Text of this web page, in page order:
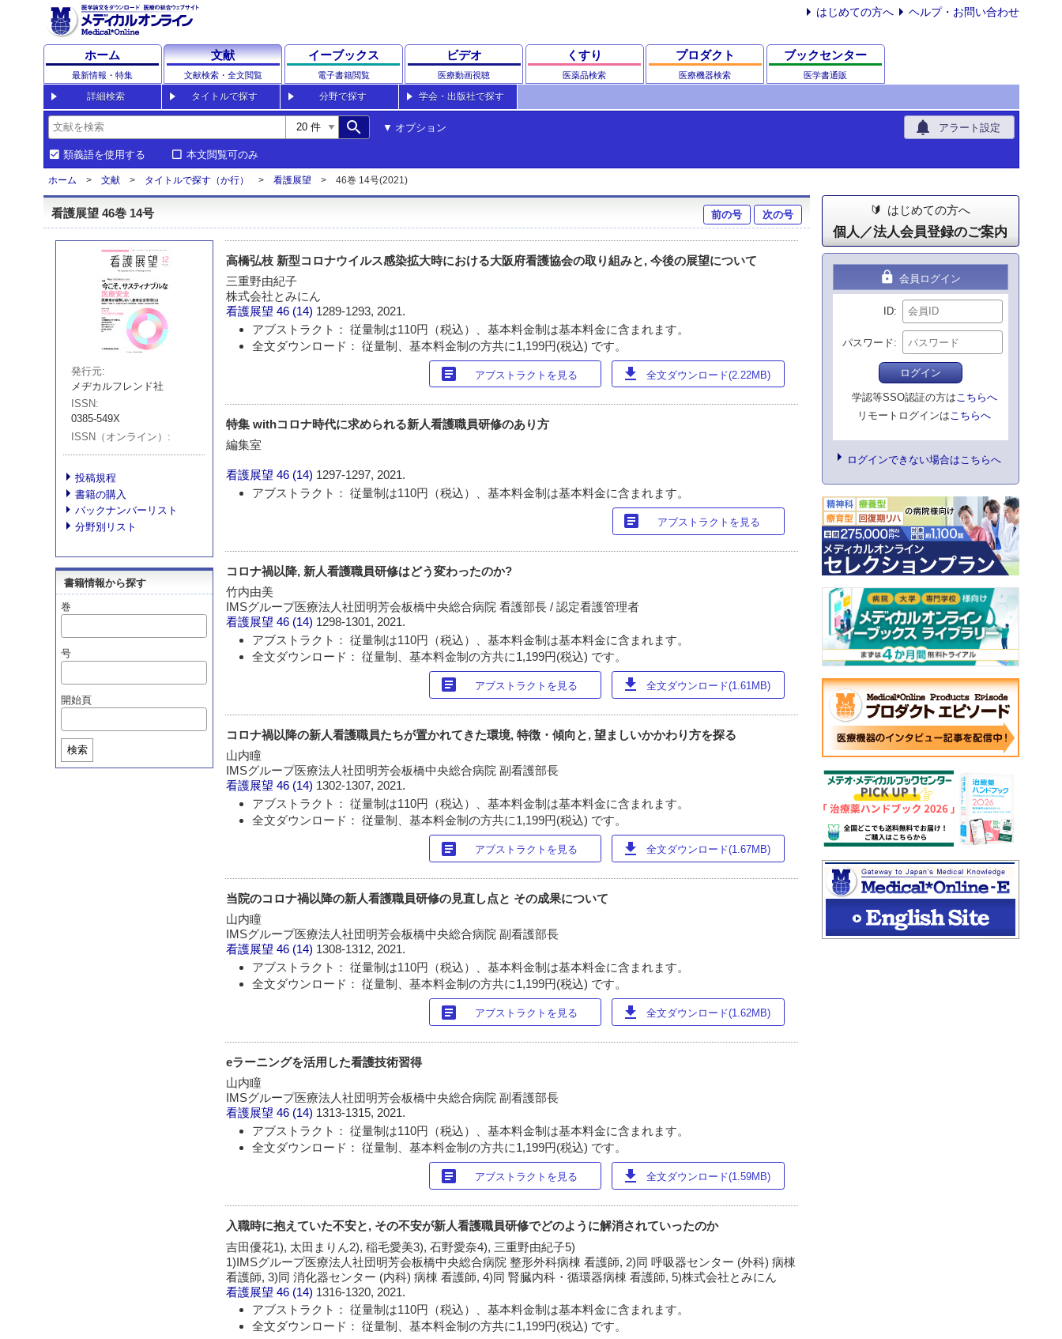
はじめての方へ ヘルプ・お問い合わせ
ホーム
最新情報・特集
文献
文献検索・全文閲覧
イーブックス
電子書籍閲覧
ビデオ
医療動画視聴
くすり
医薬品検索
プロダクト
医療機器検索
ブックセンター
医学書通販
詳細検索 タイトルで探す 分野で探す 学会・出版社で探す
search オプション notifications アラート設定
類義語を使用する 本文閲覧可のみ
ホーム 文献 タイトルで探す（か行） 看護展望 46巻 14号(2021)
看護展望 46巻 14号 前の号 次の号
発行元
メヂカルフレンド社
ISSN
0385-549X
ISSN（オンライン）
投稿規程
書籍の購入
バックナンバーリスト
分野別リスト
書籍情報から探す
巻
号
開始頁
検索
高橋弘枝 新型コロナウイルス感染拡大時における大阪府看護協会の取り組みと, 今後の展望について
三重野由紀子
株式会社とみにん
看護展望 46 (14) 1289-1293, 2021.
アブストラクト： 従量制は110円（税込）、基本料金制は基本料金に含まれます。
全文ダウンロード： 従量制、基本料金制の方共に1,199円(税込) です。
article アブストラクトを見る download 全文ダウンロード(2.22MB)
特集 withコロナ時代に求められる新人看護職員研修のあり方
編集室
看護展望 46 (14) 1297-1297, 2021.
アブストラクト： 従量制は110円（税込）、基本料金制は基本料金に含まれます。
article アブストラクトを見る
コロナ禍以降, 新人看護職員研修はどう変わったのか?
竹内由美
IMSグループ医療法人社団明芳会板橋中央総合病院 看護部長 / 認定看護管理者
看護展望 46 (14) 1298-1301, 2021.
アブストラクト： 従量制は110円（税込）、基本料金制は基本料金に含まれます。
全文ダウンロード： 従量制、基本料金制の方共に1,199円(税込) です。
article アブストラクトを見る download 全文ダウンロード(1.61MB)
コロナ禍以降の新人看護職員たちが置かれてきた環境, 特徴・傾向と, 望ましいかかわり方を探る
山内瞳
IMSグループ医療法人社団明芳会板橋中央総合病院 副看護部長
看護展望 46 (14) 1302-1307, 2021.
アブストラクト： 従量制は110円（税込）、基本料金制は基本料金に含まれます。
全文ダウンロード： 従量制、基本料金制の方共に1,199円(税込) です。
article アブストラクトを見る download 全文ダウンロード(1.67MB)
当院のコロナ禍以降の新人看護職員研修の見直し点と その成果について
山内瞳
IMSグループ医療法人社団明芳会板橋中央総合病院 副看護部長
看護展望 46 (14) 1308-1312, 2021.
アブストラクト： 従量制は110円（税込）、基本料金制は基本料金に含まれます。
全文ダウンロード： 従量制、基本料金制の方共に1,199円(税込) です。
article アブストラクトを見る download 全文ダウンロード(1.62MB)
eラーニングを活用した看護技術習得
山内瞳
IMSグループ医療法人社団明芳会板橋中央総合病院 副看護部長
看護展望 46 (14) 1313-1315, 2021.
アブストラクト： 従量制は110円（税込）、基本料金制は基本料金に含まれます。
全文ダウンロード： 従量制、基本料金制の方共に1,199円(税込) です。
article アブストラクトを見る download 全文ダウンロード(1.59MB)
入職時に抱えていた不安と, その不安が新人看護職員研修でどのように解消されていったのか
吉田優花1), 太田まりん2), 稲毛愛美3), 石野愛奈4), 三重野由紀子5)
1)IMSグループ医療法人社団明芳会板橋中央総合病院 整形外科病棟 看護師, 2)同 呼吸器センター (外科) 病棟
看護師, 3)同 消化器センター (内科) 病棟 看護師, 4)同 腎臓内科・循環器病棟 看護師, 5)株式会社とみにん
看護展望 46 (14) 1316-1320, 2021.
アブストラクト： 従量制は110円（税込）、基本料金制は基本料金に含まれます。
全文ダウンロード： 従量制、基本料金制の方共に1,199円(税込) です。
はじめての方へ
個人／法人会員登録のご案内
lock 会員ログイン
ID
パスワード
ログイン
学認等SSO認証の方はこちらへ
リモートログインはこちらへ
ログインできない場合はこちらへ